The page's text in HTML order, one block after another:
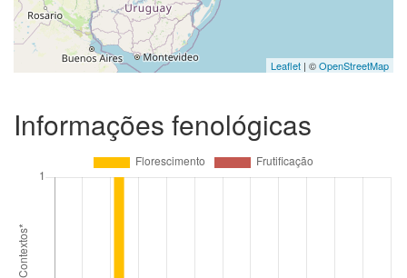
Leaflet | ©OpenStreetMap
Informações fenológicas